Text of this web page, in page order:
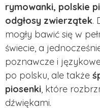
rymowanki, polskie
odgłosy zwierzątek.
mogły bawić się w
świecie, a
poznawcze i
po polsku, ale także
piosenki, które
dźwiękami.